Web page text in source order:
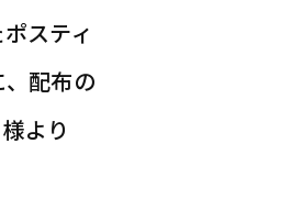
スティ
配布の
より